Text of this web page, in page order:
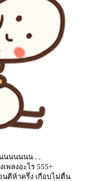
นนนนนน . .
พลงอะไร 555+
ตีห้าครึ่ง เกือบไม่ตื่น